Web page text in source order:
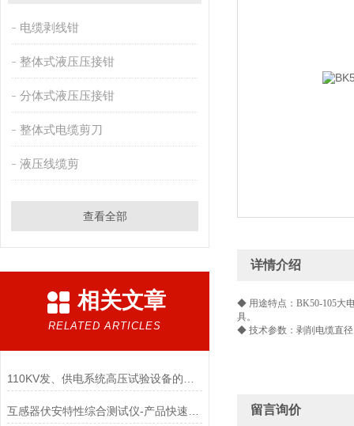
电缆剥线钳
整体式液压压接钳
分体式液压压接钳
整体式电缆剪刀
液压线缆剪
查看全部
相关文章
RELATED ARTICLES
详情介绍
◆ 用途特点：BK50-105大
具。
◆ 技术参数：剥削电缆直径
留言询价